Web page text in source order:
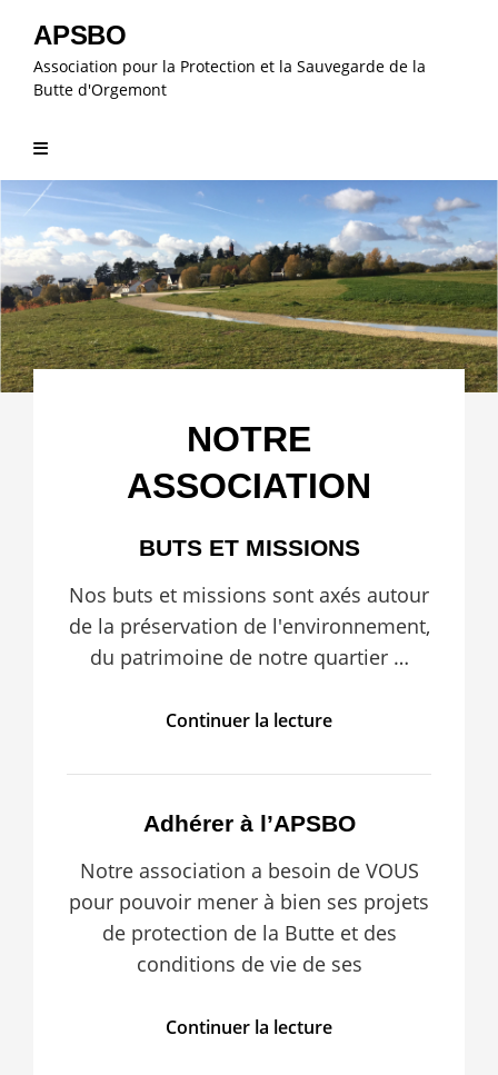
content
APSBO
Association pour la Protection et la Sauvegarde de la
Butte d'Orgemont
NOTRE
ASSOCIATION
BUTS ET MISSIONS
Nos buts et missions sont axés autour
de la préservation de l'environnement,
du patrimoine de notre quartier …
Continuer la lectureBUTS
Adhérer à l’APSBO
Notre association a besoin de VOUS
pour pouvoir mener à bien ses projets
de protection de la Butte et des
conditions de vie de ses
Continuer la lectureAdhérer